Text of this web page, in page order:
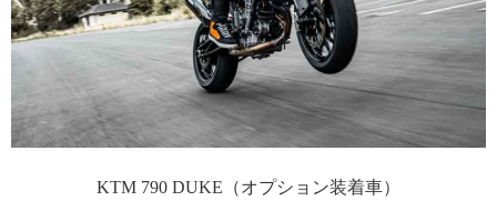
KTM 790 DUKE（オプション装着車）